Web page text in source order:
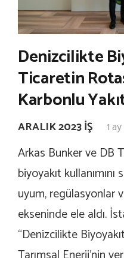
Denizcilikte
Ticaretin
Karbonlu
ARALIK 2023 İŞ 1
Arkas Bunker ve DB
biyoyakıt
uyum, regülasyonlar
ekseninde ele aldı.
“Denizcilikte